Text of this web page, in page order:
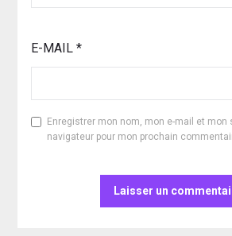
E-MAIL *
Enregistrer mon nom, mon e-mail et mon
navigateur pour mon prochain